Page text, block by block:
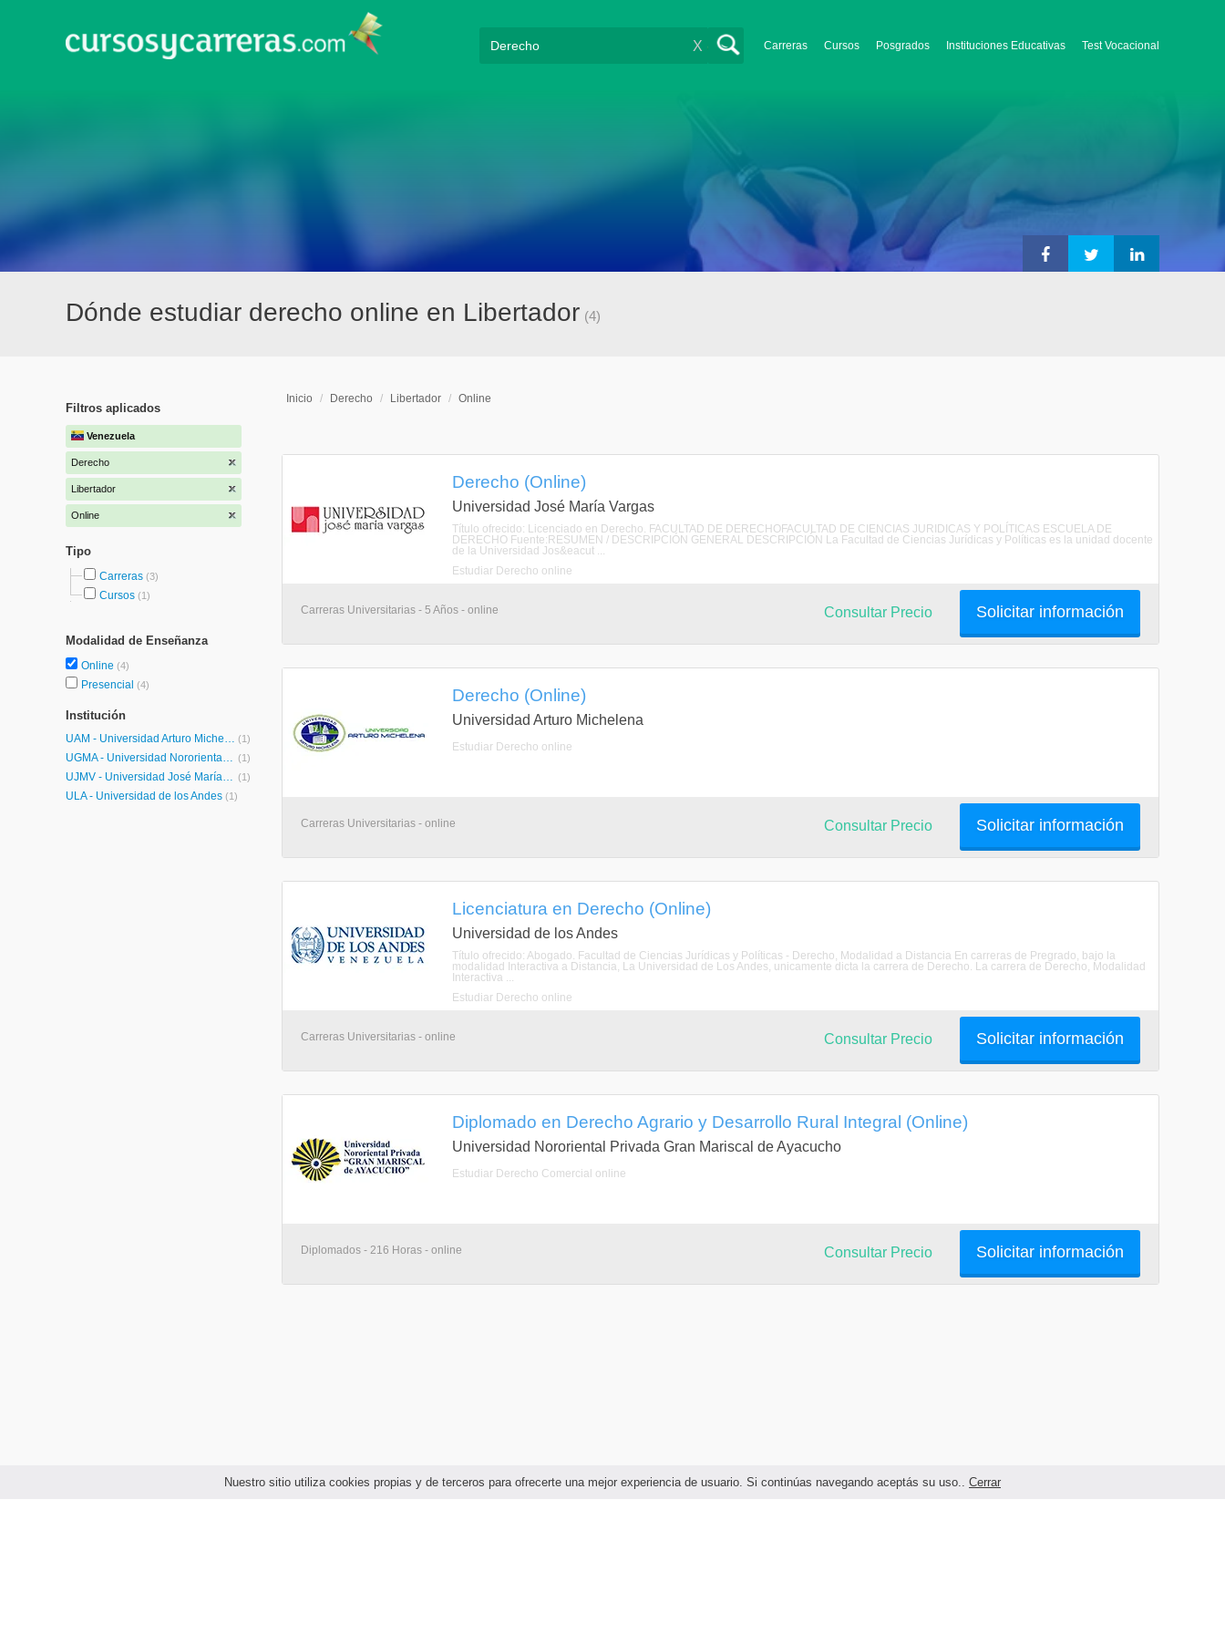
Nuestro sitio utiliza cookies propias y de terceros para ofrecerte una mejor experiencia de usuario. Si continúas navegando aceptás su uso.. Cerrar
Carreras Cursos Posgrados Instituciones Educativas Test Vocacional
X
Dónde estudiar derecho online en Libertador (4)
Filtros aplicados
Venezuela
Derecho
Libertador
Online
Tipo
Carreras (3)
Cursos (1)
Modalidad de Enseñanza
Online (4)
Presencial (4)
Institución
UAM - Universidad Arturo Michelena (1)
UGMA - Universidad Nororiental Privada Gran Mariscal de Ayacucho (1)
UJMV - Universidad José María Vargas (1)
ULA - Universidad de los Andes (1)
Inicio / Derecho / Libertador / Online
Derecho (Online)
Universidad José María Vargas
Título ofrecido: Licenciado en Derecho. FACULTAD DE DERECHOFACULTAD DE CIENCIAS JURIDICAS Y POLÍTICAS ESCUELA DE
DERECHO Fuente:RESUMEN / DESCRIPCIÓN GENERAL DESCRIPCIÓN La Facultad de Ciencias Jurídicas y Políticas es la unidad docente
de la Universidad Jos&eacut ...
Estudiar Derecho online
Carreras Universitarias - 5 Años - online Solicitar información
Consultar Precio
Derecho (Online)
Universidad Arturo Michelena
Estudiar Derecho online
Carreras Universitarias - online Solicitar información
Consultar Precio
Licenciatura en Derecho (Online)
Universidad de los Andes
Título ofrecido: Abogado. Facultad de Ciencias Jurídicas y Políticas - Derecho, Modalidad a Distancia En carreras de Pregrado, bajo la
modalidad Interactiva a Distancia, La Universidad de Los Andes, unicamente dicta la carrera de Derecho. La carrera de Derecho, Modalidad
Interactiva ...
Estudiar Derecho online
Carreras Universitarias - online Solicitar información
Consultar Precio
Diplomado en Derecho Agrario y Desarrollo Rural Integral (Online)
Universidad Nororiental Privada Gran Mariscal de Ayacucho
Estudiar Derecho Comercial online
Diplomados - 216 Horas - online Solicitar información
Consultar Precio